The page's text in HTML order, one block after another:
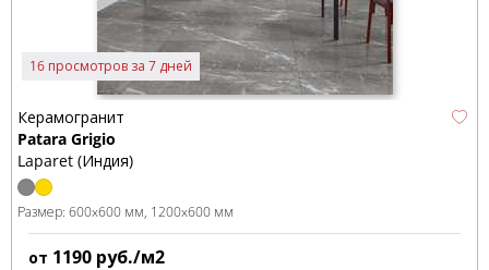
16 просмотров за 7 дней
Керамогранит
Patara Grigio
Laparet (Индия)
Размер: 600x600 мм 1200x600 мм
от 1190 руб./м2